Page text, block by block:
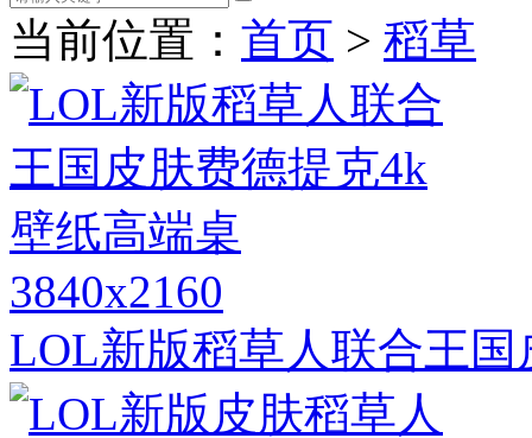
当前位置： 首页 > 稻草
3840x2160
LOL新版稻草人联合王